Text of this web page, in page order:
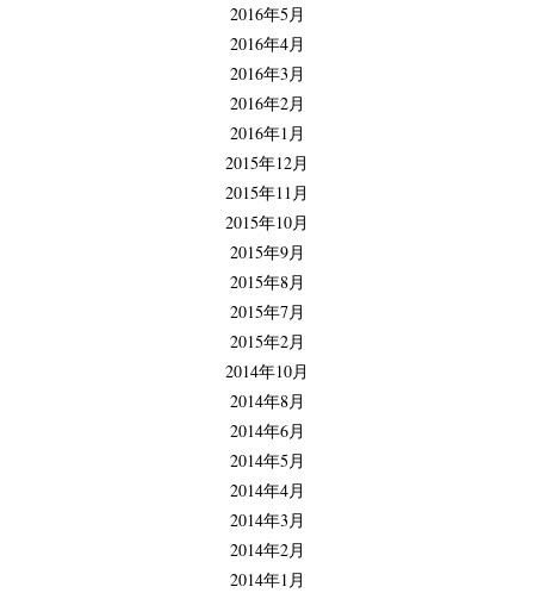
2016年5月
2016年4月
2016年3月
2016年2月
2016年1月
2015年12月
2015年11月
2015年10月
2015年9月
2015年8月
2015年7月
2015年2月
2014年10月
2014年8月
2014年6月
2014年5月
2014年4月
2014年3月
2014年2月
2014年1月